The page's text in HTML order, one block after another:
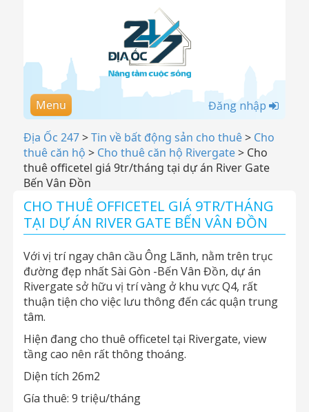
Menu Đăng nhập
Địa Ốc 247>Tin về bất động sản cho thuê> Cho
thuê căn hộ > Cho thuê căn hộ Rivergate> Cho
thuê officetel giá 9tr/tháng tại dự án River Gate
Bến Vân Đồn
CHO THUÊ OFFICETEL GIÁ 9TR/THÁNG
TẠI DỰ ÁN RIVER GATE BẾN VÂN ĐỒN
Với vị trí ngay chân cầu Ông Lãnh, nằm trên trục
đường đẹp nhất Sài Gòn -Bến Vân Đồn, dự án
Rivergate sở hữu vị trí vàng ở khu vực Q4, rất
thuận tiện cho việc lưu thông đến các quận trung
tâm.
Hiện đang cho thuê officetel tại Rivergate, view
tầng cao nên rất thông thoáng.
Diện tích 26m2
Gía thuê: 9 triệu/tháng